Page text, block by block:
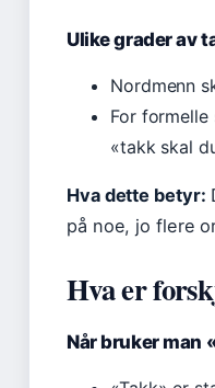
Ulike grader av
Nordmenn
For formelle
«takk skal
Hva dette betyr:
på noe, jo flere
Hva er
Når bruker man